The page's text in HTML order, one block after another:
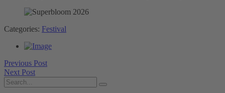
Categories: Festival
Previous Post
Next Post